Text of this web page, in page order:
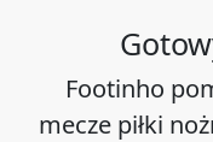
Footinho
mecze piłki